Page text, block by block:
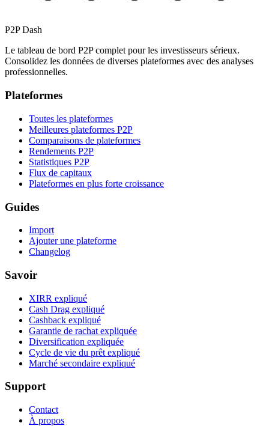
P2P Dash
Le tableau de bord P2P complet pour les investisseurs sérieux.
Consolidez les données de diverses plateformes avec des analyses
professionnelles.
Plateformes
Toutes les plateformes
Meilleures plateformes P2P
Comparaisons de plateformes
Rendements P2P
Statistiques P2P
Flux de capitaux
Plateformes en plus forte croissance
Guides
Import
Ajouter une plateforme
Changelog
Savoir
XIRR expliqué
Cash Drag expliqué
Cashback expliqué
Garantie de rachat expliquée
Diversification expliquée
Cycle de vie du prêt expliqué
Marché secondaire expliqué
Support
Contact
À propos